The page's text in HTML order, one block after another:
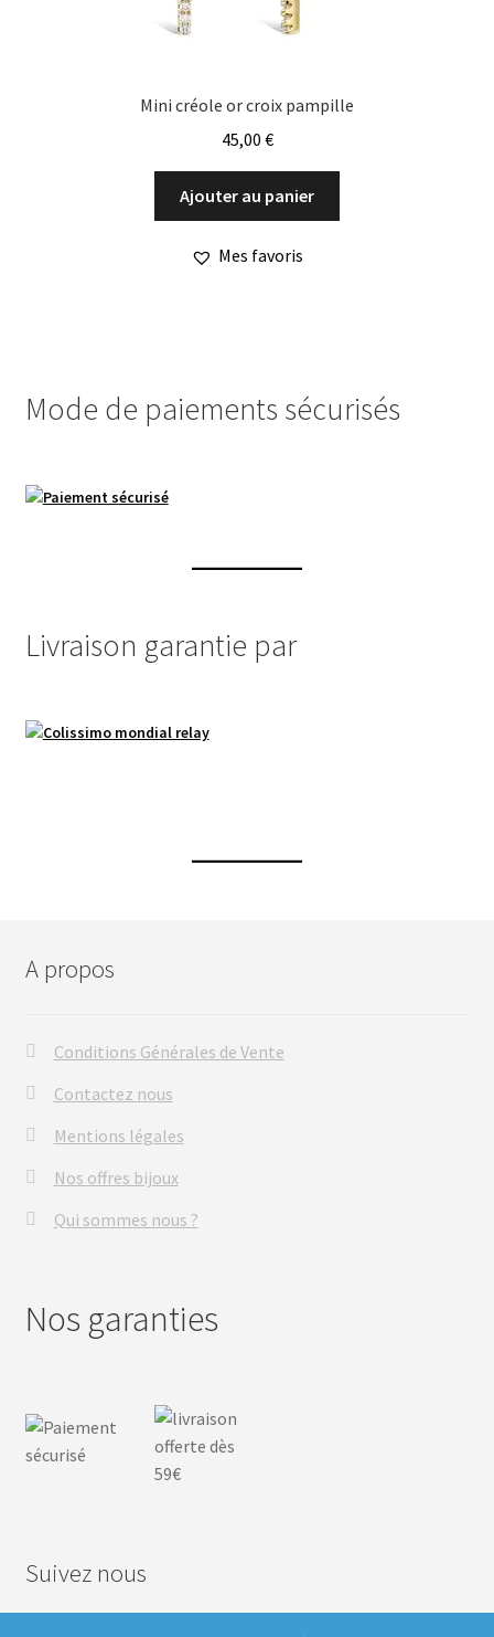
Mini créole or croix pampille
45,00 €
Ajouter au panier
Mes favoris
Mode de paiements sécurisés
Livraison garantie par
A propos
Conditions Générales de Vente
Contactez nous
Mentions légales
Nos offres bijoux
Qui sommes nous ?
Nos garanties
Suivez nous